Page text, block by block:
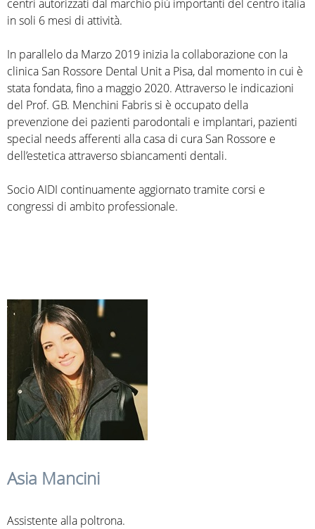
centri autorizzati dal marchio più importanti del centro italia
in soli 6 mesi di attività.
In parallelo da Marzo 2019 inizia la collaborazione con la
clinica San Rossore Dental Unit a Pisa, dal momento in cui è
stata fondata, fino a maggio 2020. Attraverso le indicazioni
del Prof. GB. Menchini Fabris si è occupato della
prevenzione dei pazienti parodontali e implantari, pazienti
special needs afferenti alla casa di cura San Rossore e
dell’estetica attraverso sbiancamenti dentali.
Socio AIDI continuamente aggiornato tramite corsi e
congressi di ambito professionale.
Asia Mancini
Assistente alla poltrona.